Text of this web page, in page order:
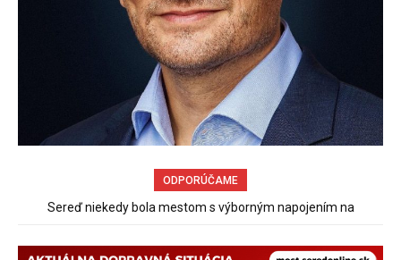
ODPORÚČAME
Sereď niekedy bola mestom s výborným napojením na